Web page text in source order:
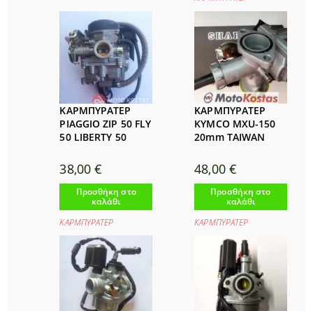
ΚΑΡΜΠΥΡΑΤΕΡ
PIAGGIO ZIP 50 FLY
50 LIBERTY 50
38,00€
Προσθήκη στο
καλάθι
ΚΑΡΜΠΥΡΑΤΕΡ
ΚΑΡΜΠΥΡΑΤΕΡ
KYMCO MXU-150
20mm TAIWAN
48,00 €
Προσθήκη στο
καλάθι
ΚΑΡΜΠΥΡΑΤΕΡ